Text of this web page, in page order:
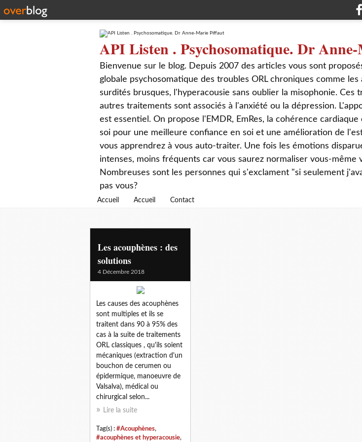
API Listen . Psychosomatique. Dr
Bienvenue sur le blog. Depuis 2007 des articles vous sont
globale psychosomatique des troubles ORL chroniques comme
surdités brusques, l'hyperacousie sans oublier la misophonie. Ces
autres traitements sont associés à l'anxiété ou la dépression.
est essentiel. On propose l'EMDR, EmRes, la cohérence
soi pour une meilleure confiance en soi et une amélioration de
vous apprendrez à vous auto-traiter. Une fois les émotions
intenses, moins fréquents car vous saurez normaliser vous-même
Nombreuses sont les personnes qui s'exclament "si seulement
pas vous?
Accueil Accueil Contact
Les acouphènes : des
solutions
4 Décembre 2018
Les causes des acouphènes
sont multiples et ils se
traitent dans 90 à 95% des
cas à la suite de traitements
ORL classiques , qu'ils soient
mécaniques (extraction d'un
bouchon de cerumen ou
épidermique, manoeuvre de
Valsalva), médical ou
chirurgical selon...
Lire la suite
Tag(s) : #Acouphènes,
#acouphènes et hyperacousie,